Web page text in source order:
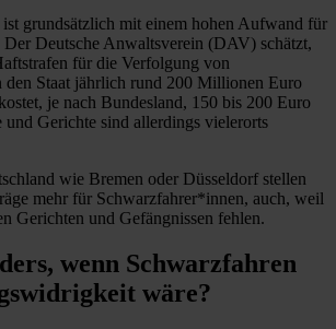
grundsätzlich mit einem hohen Aufwand für
Der Deutsche Anwaltsverein (DAV) schätzt,
für die Verfolgung von
den Staat jährlich rund 200 Millionen Euro
je nach Bundesland, 150 bis 200 Euro
und Gerichte sind allerdings vielerorts
wie Bremen oder Düsseldorf stellen
mehr für Schwarzfahrer*innen, auch, weil
Gerichten und Gefängnissen fehlen.
wenn Schwarzfahren
wäre?